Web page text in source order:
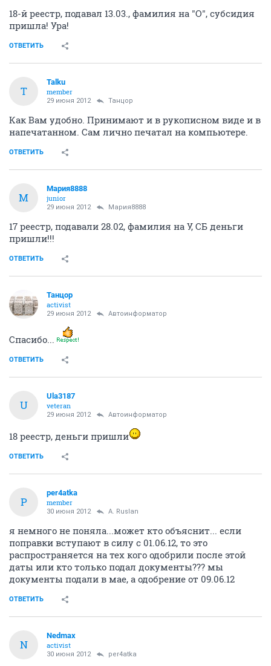
18-й реестр, подавал 13.03., фамилия на "О", субсидия
пришла! Ура!
ОТВЕТИТЬ
T
Talku
member
29 июня 2012 Танцор
Как Вам удобно. Принимают и в рукописном виде и в
напечатанном. Сам лично печатал на компьютере.
ОТВЕТИТЬ
М
Мария8888
junior
29 июня 2012 Мария8888
17 реестр, подавали 28.02, фамилия на У, СБ деньги
пришли!!!
ОТВЕТИТЬ
Танцор
activist
29 июня 2012 Автоинформатор
Спасибо...
ОТВЕТИТЬ
U
Ula3187
veteran
29 июня 2012 Автоинформатор
18 реестр, деньги пришли
ОТВЕТИТЬ
P
per4atka
member
30 июня 2012 A. Ruslan
я немного не поняла...может кто объяснит... если
поправки вступают в силу с 01.06.12, то это
распространяется на тех кого одобрили после этой
даты или кто только подал документы??? мы
документы подали в мае, а одобрение от 09.06.12
ОТВЕТИТЬ
N
Nedmax
activist
30 июня 2012 per4atka